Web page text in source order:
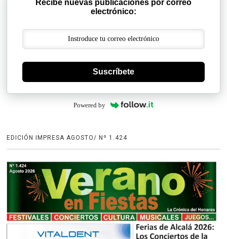
Recibe nuevas publicaciones por correo
electrónico:
Suscríbete
Powered by
EDICIÓN IMPRESA AGOSTO/ Nº 1.424